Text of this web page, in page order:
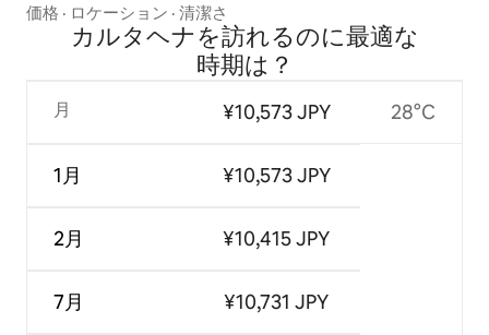
価格 · ロケーション · 清潔さ
カルタヘナを訪⁠れ⁠るの⁠に最⁠適⁠な
時⁠期⁠は⁠？
月
1月
2月
7月
¥10,573 JPY
¥10,573 JPY
¥10,415 JPY
¥10,731 JPY
28°C